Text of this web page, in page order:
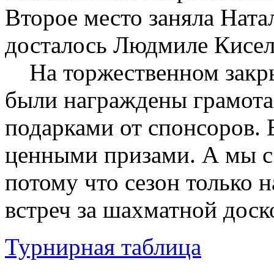
Второе место заняла
досталось Людмиле
На торжественном
были награждены
подарками от
ценными призами. А мы
потому что сезон только
встреч за шахматной
Турнирная таблица